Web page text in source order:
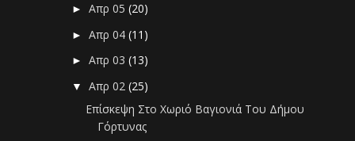
►Απρ 05(20)
►Απρ 04(11)
►Απρ 03(13)
▼Απρ 02(25)
Επίσκεψη Στο Χωριό Βαγιονιά Του Δήμου
Γόρτυνας